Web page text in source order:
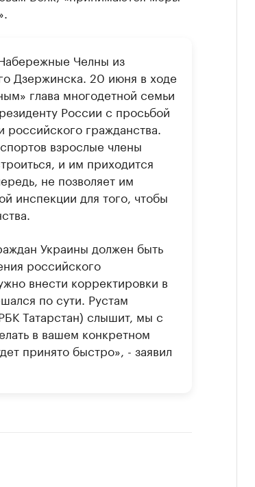
Челны из
Дзержинска. 20 июня в ходе
глава многодетной семьи
России с просьбой
российского гражданства.
взрослые члены
и им приходится
не позволяет им
инспекции для того, чтобы
Украины должен быть
российского
внести корректировки в
по сути. Рустам
Татарстан) слышит, мы с
в вашем конкретном
принято быстро», - заявил